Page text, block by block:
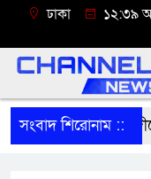
ঢাকা
১২:৩৯
সংবাদ শিরোনাম ::
শ্রীবরদীতে